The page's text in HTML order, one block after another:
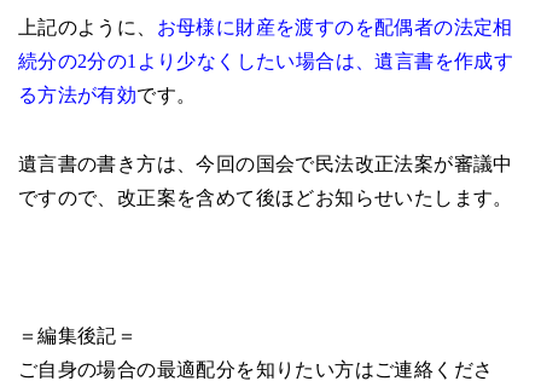
上記のように、 お母様に財産を渡すのを配偶者の法定相
続分の2分の1より少なくしたい場合は、遺言書を作成す
る方法が有効です。
遺言書の書き方は、今回の国会で民法改正法案が審議中
ですので、改正案を含めて後ほどお知らせいたします。
＝編集後記＝
ご自身の場合の最適配分を知りたい方はご連絡くださ